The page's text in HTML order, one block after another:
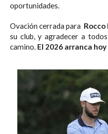
oportunidades.
Ovación cerrada para
su club, y agradecer a
camino. El 2026 arranca hoy